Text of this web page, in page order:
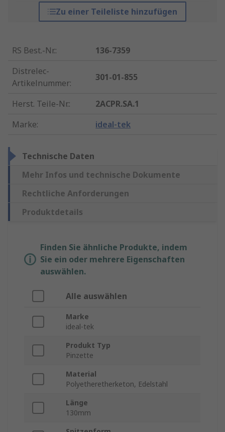
Zu einer Teileliste hinzufügen
RS Best.-Nr.:
136-7359
Distrelec-
Artikelnummer:
301-01-855
Herst. Teile-Nr.:
2ACPR.SA.1
Marke: ideal-tek
Technische Daten
Mehr Infos und technische Dokumente
Rechtliche Anforderungen
Produktdetails
Finden Sie ähnliche Produkte, indem
Sie ein oder mehrere Eigenschaften
auswählen.
Alle auswählen
Marke
ideal-tek
Produkt Typ
Pinzette
Material
Polyetheretherketon, Edelstahl
Länge
130mm